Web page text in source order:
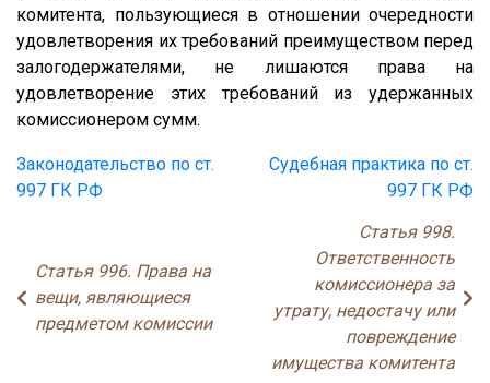
комитента, пользующиеся в отношении очередности
удовлетворения их требований преимуществом перед
залогодержателями, не лишаются права на
удовлетворение этих требований из удержанных
комиссионером сумм.
Законодательство по ст.
997 ГК РФ
Судебная практика по ст.
997 ГК РФ
Статья 996. Права на
вещи, являющиеся
предметом комиссии
Статья 998.
Ответственность
комиссионера за
утрату, недостачу или
повреждение
имущества комитента